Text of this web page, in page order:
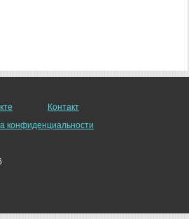
Контакт
конфиденциальности